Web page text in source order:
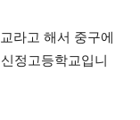
라고 해서 중구에
정고등학교입니